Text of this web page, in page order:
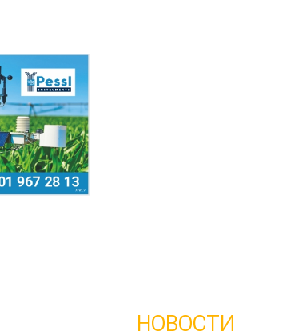
НОВОСТИ